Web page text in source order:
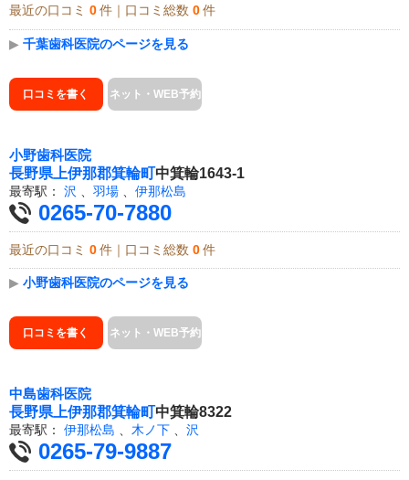
最近の口コミ 0 件｜口コミ総数 0 件
▶ 千葉歯科医院のページを見る
口コミを書く ネット・WEB予約
小野歯科医院
長野県 上伊那郡箕輪町中箕輪1643-1
最寄駅： 沢 羽場 伊那松島
0265-70-7880
最近の口コミ 0 件｜口コミ総数 0 件
▶ 小野歯科医院のページを見る
口コミを書く ネット・WEB予約
中島歯科医院
長野県上伊那郡箕輪町中箕輪8322
最寄駅： 伊那松島 、 木ノ下 、 沢
0265-79-9887